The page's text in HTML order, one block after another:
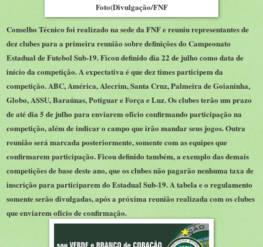
Foto(Divulgação/FNF
Conselho Técnico foi realizado na sede da FNF e reuniu representantes de
dez clubes para a primeira reunião sobre definições do Campeonato
Estadual de Futebol Sub-19. Ficou definido dia 22 de julho como data de
início da competição. A expectativa é que dez times participem da
competição. ABC, América, Alecrim, Santa Cruz, Palmeira de Goianinha,
Globo, ASSU, Baraúnas, Potiguar e Força e Luz. Os clubes terão um prazo
de até dia 5 de julho para enviarem ofício confirmando participação na
competição, além de indicar o campo que irão mandar seus jogos. Outra
reunião será marcada posteriormente, somente com as equipes que
confirmarem participação. Ficou definido também, a exemplo das demais
competições de base deste ano, que os clubes não pagarão nenhuma taxa de
inscrição para participarem do Estadual Sub-19. A tabela e o regulamento
somente serão divulgadas, após a próxima reunião realizada com os clubes
que enviarem ofício de confirmação.